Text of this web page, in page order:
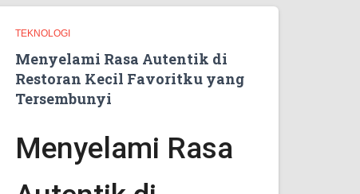
TEKNOLOGI
Menyelami Rasa Autentik di
Restoran Kecil Favoritku yang
Tersembunyi
Menyelami Rasa